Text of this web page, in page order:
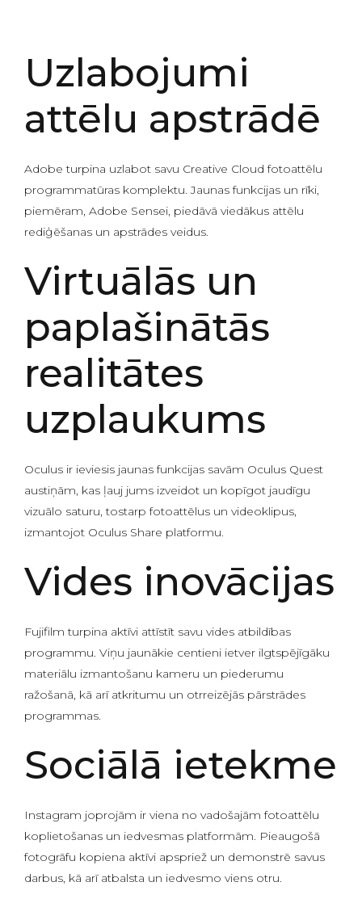
Uzlabojumi
attēlu apstrādē
Adobe turpina uzlabot savu Creative Cloud fotoattēlu
programmatūras komplektu. Jaunas funkcijas un rīki,
piemēram, Adobe Sensei, piedāvā viedākus attēlu
rediģēšanas un apstrādes veidus.
Virtuālās un
paplašinātās
realitātes
uzplaukums
Oculus ir ieviesis jaunas funkcijas savām Oculus Quest
austiņām, kas ļauj jums izveidot un kopīgot jaudīgu
vizuālo saturu, tostarp fotoattēlus un videoklipus,
izmantojot Oculus Share platformu.
Vides inovācijas
Fujifilm turpina aktīvi attīstīt savu vides atbildības
programmu. Viņu jaunākie centieni ietver ilgtspējīgāku
materiālu izmantošanu kameru un piederumu
ražošanā, kā arī atkritumu un otrreizējās pārstrādes
programmas.
Sociālā ietekme
Instagram joprojām ir viena no vadošajām fotoattēlu
koplietošanas un iedvesmas platformām. Pieaugošā
fotogrāfu kopiena aktīvi apspriež un demonstrē savus
darbus, kā arī atbalsta un iedvesmo viens otru.